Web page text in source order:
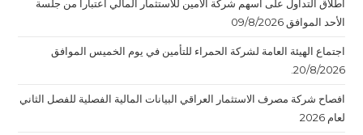
اطلاق التداول على اسهم شركة الأمين للاستثمار المالي اعتبارا من جلسة
الأحد الموافق 09/8/2026
اجتماع الهيئة العامة لشركة الحمراء للتأمين في يوم الخميس الموافق
20/8/2026.
افصاح شركة مصرف الاستثمار العراقي البيانات المالية الفصلية للفصل الثاني
لعام 2026